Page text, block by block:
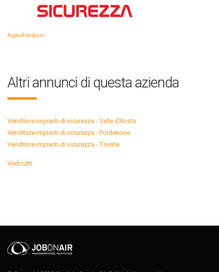
Approfondisci
Altri annunci di questa azienda
Venditore impianti di sicurezza - Valle d'Aosta
Venditore impianti di sicurezza - Pordenone
Venditore impianti di sicurezza - Trieste
Vedi tutti